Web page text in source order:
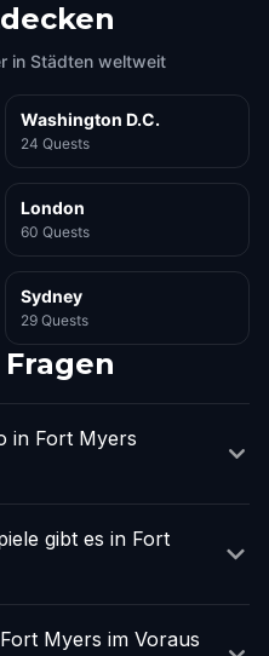
in Städten weltweit
Washington D.C.
24 Quests
London
60 Quests
Sydney
29 Quests
in Fort Myers
gibt es in Fort
Myers im Voraus